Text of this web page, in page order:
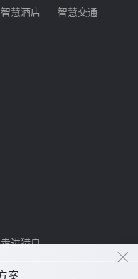
案
智慧酒店
智慧交通
走进猎户